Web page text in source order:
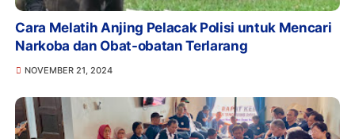
Cara Melatih Anjing Pelacak Polisi untuk Mencari
Narkoba dan Obat-obatan Terlarang
NOVEMBER 21, 2024